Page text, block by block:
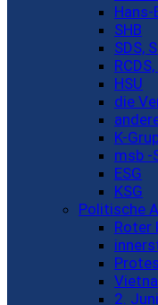
SHB
SDS,
HSU
die
K-
msb -
ESG
KSG
Politische
Roter
2.